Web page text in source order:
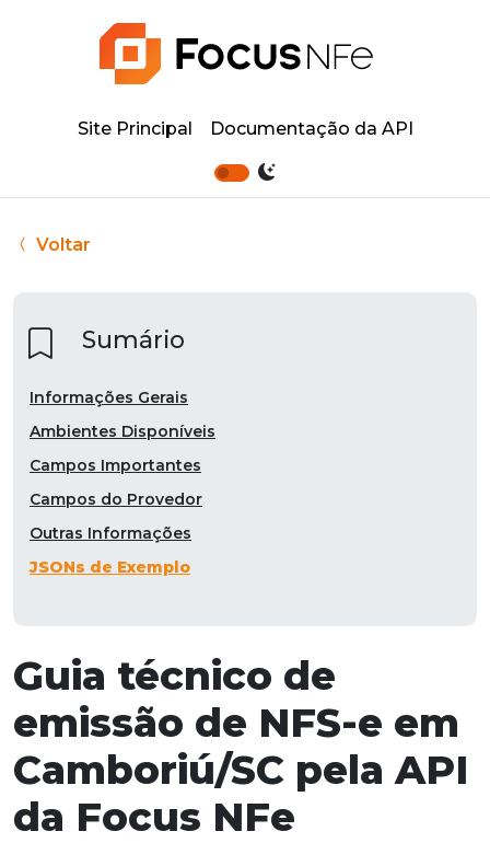
Site Principal Documentação da API
Voltar
Guia técnico de
emissão de NFS-e em
Camboriú/SC pela API
da Focus NFe
Sumário
Informações Gerais
Ambientes Disponíveis
Campos Importantes
Campos do Provedor
Outras Informações
JSONs de Exemplo